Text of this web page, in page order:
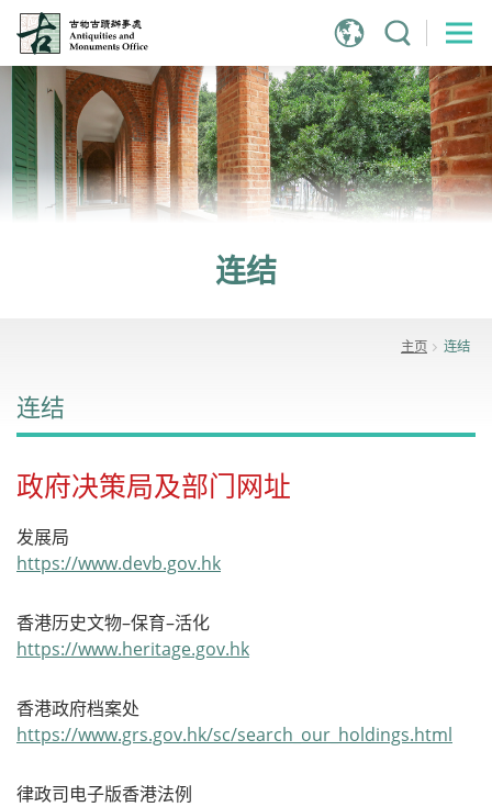
到
内
容
连结
主页 连结
连结
政府决策局及部门网址
发展局
https://www.devb.gov.hk
香港历史文物–保育–活化
https://www.heritage.gov.hk
香港政府档案处
https://www.grs.gov.hk/sc/search_our_holdings.html
律政司电子版香港法例